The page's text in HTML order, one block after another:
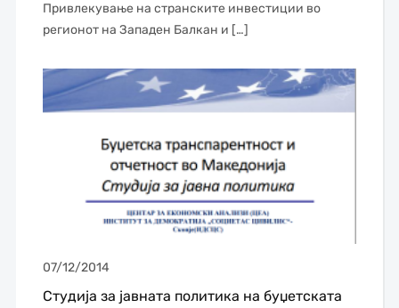
Привлекување на странските инвестиции во
регионот на Западен Балкан и […]
07/12/2014
Студија за јавната политика на буџетската